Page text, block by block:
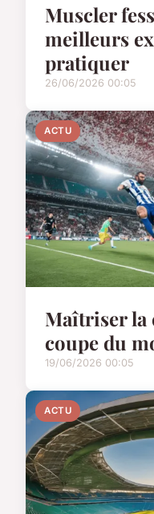
Muscler
meilleurs
pratiquer
26/06/2026 00:05
ACTU
Maîtriser la
coupe du
19/06/2026 00:05
ACTU